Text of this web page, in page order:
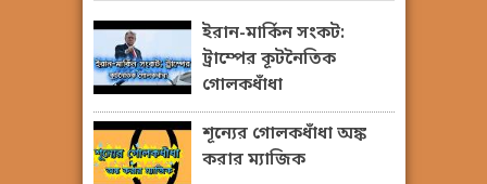
ইরান-মার্কিন সংকট:
ট্রাম্পের কূটনৈতিক
গোলকধাঁধা
শূন্যের গোলকধাঁধা অঙ্ক
করার ম্যাজিক